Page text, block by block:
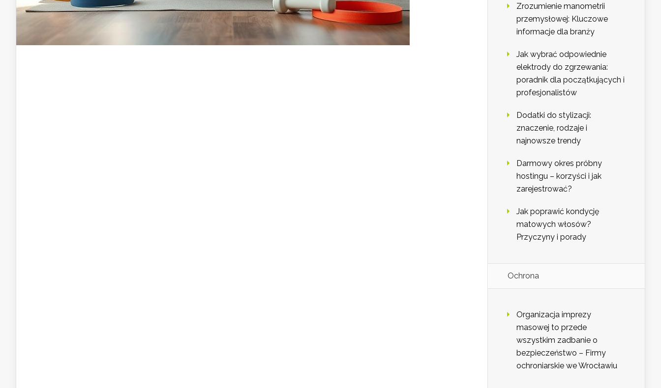
Zrozumienie manometrii
przemysłowej: Kluczowe
informacje dla branży
Jak wybrać odpowiednie
elektrody do zgrzewania:
poradnik dla początkujących i
profesjonalistów
Dodatki do stylizacji:
znaczenie, rodzaje i
najnowsze trendy
Darmowy okres próbny
hostingu – korzyści i jak
zarejestrować?
Jak poprawić kondycję
matowych włosów?
Przyczyny i porady
Ochrona
Organizacja imprezy
masowej to przede
wszystkim zadbanie o
bezpieczeństwo – Firmy
ochroniarskie we Wrocławiu